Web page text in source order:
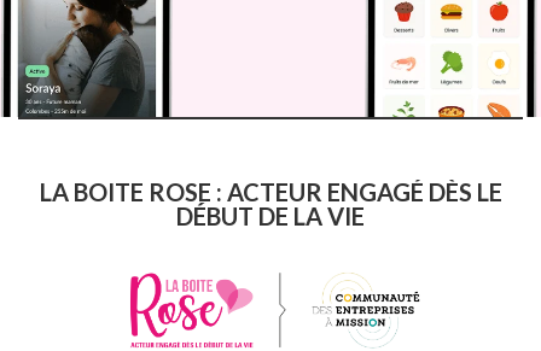
LA BOITE ROSE : ACTEUR ENGAGÉ DÈS LE
DÉBUT DE LA VIE